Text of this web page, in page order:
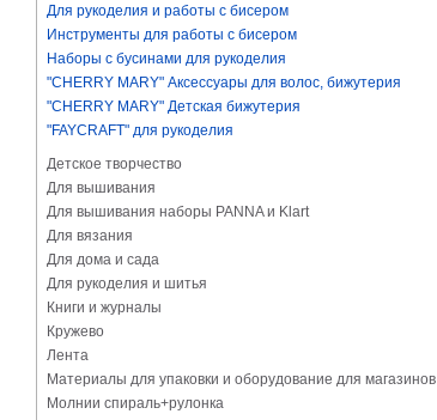
Для рукоделия и работы с бисером
Инструменты для работы с бисером
Наборы с бусинами для рукоделия
"CHERRY MARY" Аксессуары для волос, бижутерия
"CHERRY MARY" Детская бижутерия
"FAYCRAFT" для рукоделия
Детское творчество
Для вышивания
Для вышивания наборы PANNA и Klart
Для вязания
Для дома и сада
Для рукоделия и шитья
Книги и журналы
Кружево
Лента
Материалы для упаковки и оборудование для магазинов
Молнии спираль+рулонка